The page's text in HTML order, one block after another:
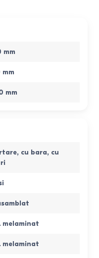
mm
mm
mm
, cu bara, cu
melaminat
melaminat